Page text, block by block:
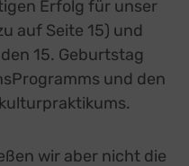
Erfolg für unser
auf Seite 15) und
15. Geburtstag
und den
wir aber nicht die